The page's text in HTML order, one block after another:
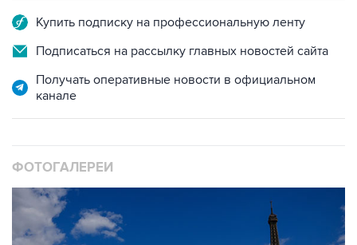
Купить подписку на профессиональную ленту
Подписаться на рассылку главных новостей сайта
Получать оперативные новости в официальном
канале
ФОТОГАЛЕРЕИ